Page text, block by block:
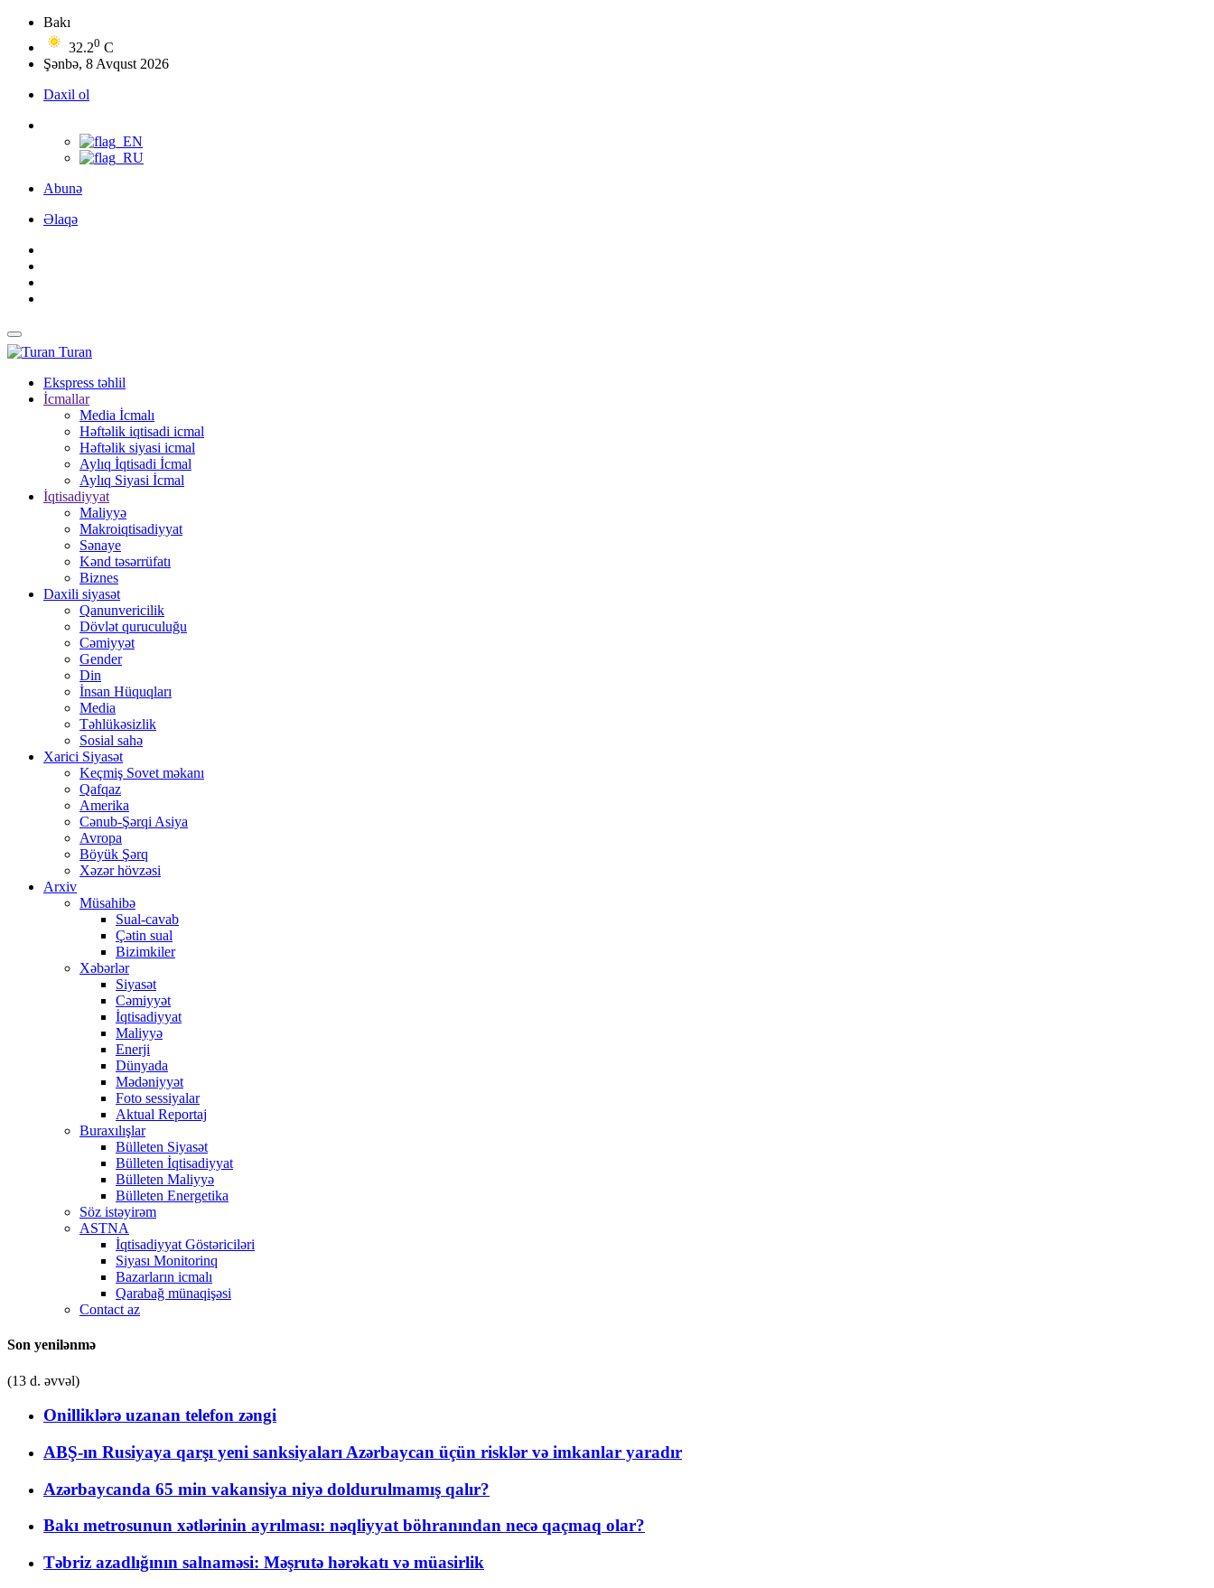
Bakı
32.20 C
Şənbə, 8 Avqust 2026
Daxil ol
Abunə
Əlaqə
Turan
Ekspress təhlil
İcmallar
Media İcmalı
Həftəlik iqtisadi icmal
Həftəlik siyasi icmal
Aylıq İqtisadi İcmal
Aylıq Siyasi İcmal
İqtisadiyyat
Maliyyə
Makroiqtisadiyyat
Sənaye
Kənd təsərrüfatı
Biznes
Daxili siyasət
Qanunvericilik
Dövlət quruculuğu
Cəmiyyət
Gender
Din
İnsan Hüquqları
Media
Təhlükəsizlik
Sosial sahə
Xarici Siyasət
Keçmiş Sovet məkanı
Qafqaz
Amerika
Cənub-Şərqi Asiya
Avropa
Böyük Şərq
Xəzər hövzəsi
Arxiv
Müsahibə
Sual-cavab
Çətin sual
Bizimkiler
Xəbərlər
Siyasət
Cəmiyyət
İqtisadiyyat
Maliyyə
Enerji
Dünyada
Mədəniyyət
Foto sessiyalar
Aktual Reportaj
Buraxılışlar
Bülleten Siyasət
Bülleten İqtisadiyyat
Bülleten Maliyyə
Bülleten Energetika
Söz istəyirəm
ASTNA
İqtisadiyyat Göstəriciləri
Siyası Monitorinq
Bazarların icmalı
Qarabağ münaqişəsi
Contact az
Son yenilənmə
(13 d. əvvəl)
Onilliklərə uzanan telefon zəngi
ABŞ-ın Rusiyaya qarşı yeni sanksiyaları Azərbaycan üçün risklər və imkanlar yaradır
Azərbaycanda 65 min vakansiya niyə doldurulmamış qalır?
Bakı metrosunun xətlərinin ayrılması: nəqliyyat böhranından necə qaçmaq olar?
Təbriz azadlığının salnaməsi: Məşrutə hərəkatı və müasirlik